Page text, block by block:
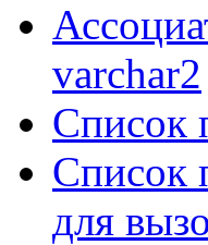
varchar2
Список
Список
для